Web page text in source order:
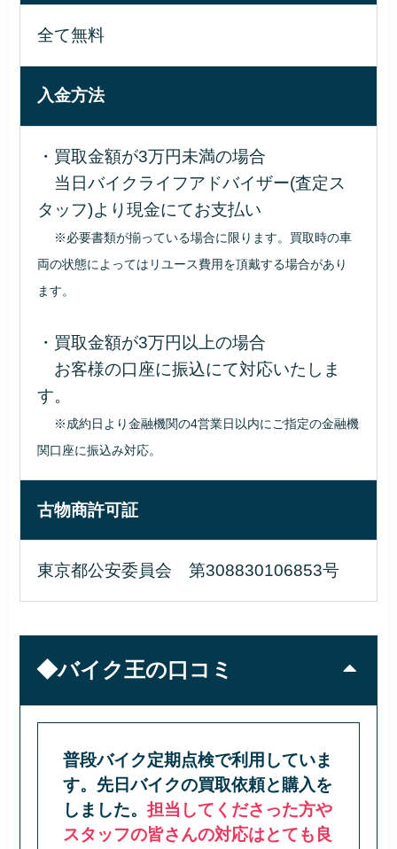
全て無料
入金方法
・買取金額が3万円未満の場合
当日バイクライフアドバイザー(査定ス
タッフ)より現金にてお支払い
※必要書類が揃っている場合に限ります。買取時の車
両の状態によってはリユース費用を頂戴する場合があり
ます。
・買取金額が3万円以上の場合
お客様の口座に振込にて対応いたしま
す。
※成約日より金融機関の4営業日以内にご指定の金融機
関口座に振込み対応。
古物商許可証
東京都公安委員会 第308830106853号
◆バイク王の口コミ
普段バイク定期点検で利用していま
す。先日バイクの買取依頼と購入を
しました。担当してくださった方や
スタッフの皆さんの対応はとても良